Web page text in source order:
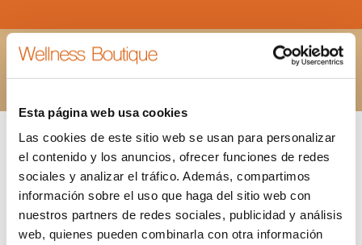
Esta página web usa cookies
Las cookies de este sitio web se usan para personalizar
el contenido y los anuncios, ofrecer funciones de redes
sociales y analizar el tráfico. Además, compartimos
información sobre el uso que haga del sitio web con
nuestros partners de redes sociales, publicidad y análisis
web, quienes pueden combinarla con otra información
TARJETA-REGALO-FIT-MASSAGE-REDUCTOR
Estás aquí:
INICIO TARJETA-REGALO-FIT-MASSAGE-REDUCTOR